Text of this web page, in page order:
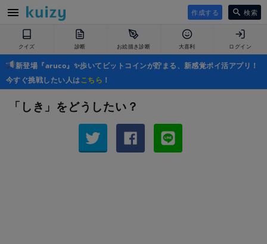
作成する 検索
クイズ 診断 お絵描き診断 大喜利 ログイン
新登場『aruco』✨歩いてビットコインが貯まる、新感覚ポイ活アプリ！
今すぐ挑戦したい人はこちら ！
「しき」をどうしたい？